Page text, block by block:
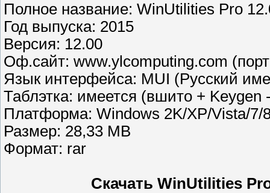
Полное название: WinUtilities Pro
Год выпуска: 2015
Версия: 12.00
Оф.сайт: www.ylcomputing.com
Язык интерфейса: MUI (Русский
Таблэтка: имеется (вшито + Keygen
Платформа: Windows 2K/XP/Vista/7/
Размер: 28,33 МB
Формат: rar
Скачать WinUtilities